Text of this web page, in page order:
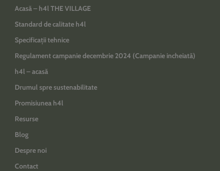
Acasă – h4l THE VILLAGE
Standard de calitate h4l
Specificații tehnice
Regulament campanie decembrie 2024 (Campanie incheiată)
h4l – acasă
Drumul spre sustenabilitate
Promisiunea h4l
Resurse
Blog
Despre noi
Contact